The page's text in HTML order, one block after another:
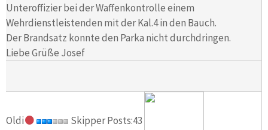
Unteroffizier bei der Waffenkontrolle einem
Wehrdienstleistenden mit der Kal.4 in den Bauch.
Der Brandsatz konnte den Parka nicht durchdringen.
Liebe Grüße Josef
Oldi Skipper Posts:43